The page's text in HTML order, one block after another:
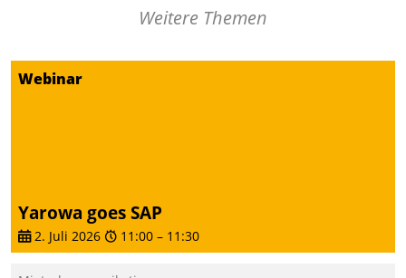
profitieren: Die nahtlose
von AktivBo und
Datatrain ermöglicht
datengestützte
Entscheidungen.
Weitere Themen
Webinar
Yarowa goes SAP
2. Juli 2026 11:00 – 11:30